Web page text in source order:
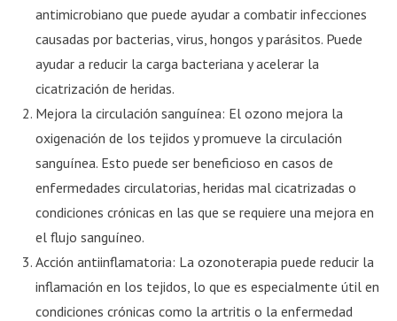
antimicrobiano que puede ayudar a combatir infecciones
causadas por bacterias, virus, hongos y parásitos. Puede
ayudar a reducir la carga bacteriana y acelerar la
cicatrización de heridas.
Mejora la circulación sanguínea: El ozono mejora la
oxigenación de los tejidos y promueve la circulación
sanguínea. Esto puede ser beneficioso en casos de
enfermedades circulatorias, heridas mal cicatrizadas o
condiciones crónicas en las que se requiere una mejora en
el flujo sanguíneo.
Acción antiinflamatoria: La ozonoterapia puede reducir la
inflamación en los tejidos, lo que es especialmente útil en
condiciones crónicas como la artritis o la enfermedad